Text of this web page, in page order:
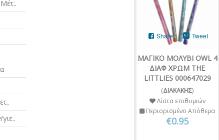
ΜΑΓΙΚΟ ΜΟΛΥΒΙ OWL 4
ΔΙΑΦ ΧΡΩΜ THE
LITTLIES 000647029
(ΔΙΑΚΑΚΗΣ)
Share Tweet
Λίστα επιθυμιών
Περιορισμένο Απόθεμα
€0.95